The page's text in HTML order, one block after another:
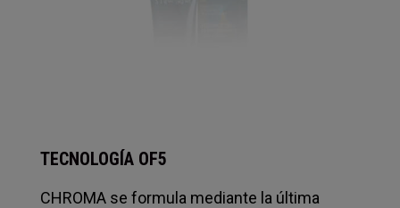
TECNOLOGÍA OF5
CHROMA se formula mediante la última